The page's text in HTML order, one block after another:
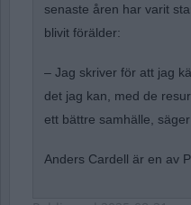
senaste åren har varit
blivit förälder:
– Jag skriver för att jag
det jag kan, med de
ett bättre samhälle, säger
Anders Cardell är en av